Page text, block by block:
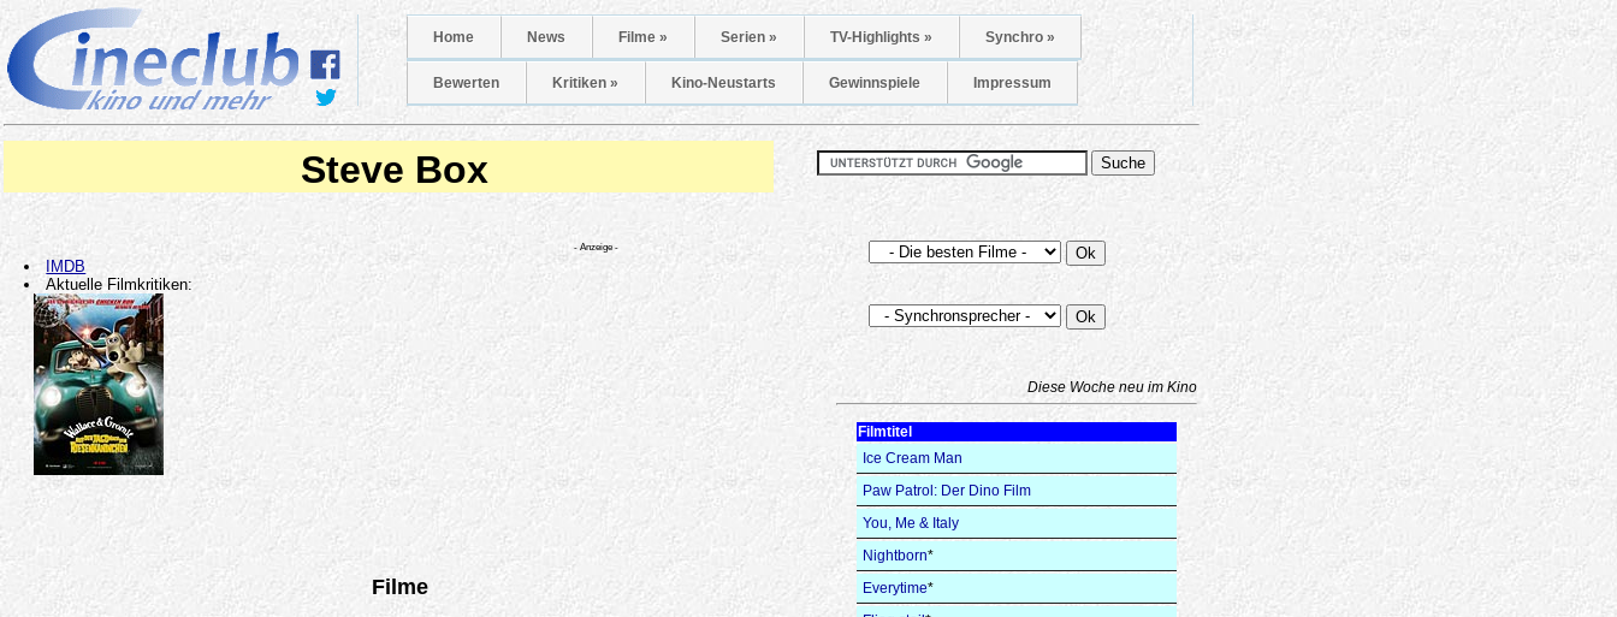
Home News Filme » Serien » TV-Highlights » Synchro »
Bewerten Kritiken » Kino-Neustarts Gewinnspiele Impressum
Steve Box
IMDB
Aktuelle Filmkritiken:
- Anzeige -
Filme
Diese Woche neu im Kino
Filmtitel
Ice Cream Man
Paw Patrol: Der Dino Film
You, Me & Italy
Nightborn*
Everytime*